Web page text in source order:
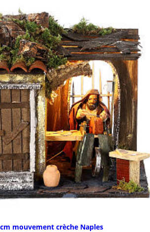
mouvement crèche Naples